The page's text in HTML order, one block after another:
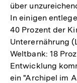
über
In einigen
40 Prozent der
Unterernährung
Weltbank: 18
Entwicklung
ein "Archipel im